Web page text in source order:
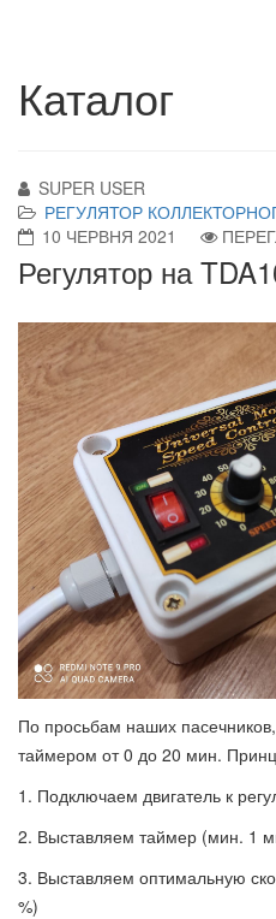
Каталог
SUPER USER
РЕГУЛЯТОР
10 ЧЕРВНЯ 2021
Регулятор на
По просьбам наших
таймером от 0 до 20 мин.
1. Подключаем двигатель к
2. Выставляем таймер (мин. 1
3. Выставляем оптимальную
%)